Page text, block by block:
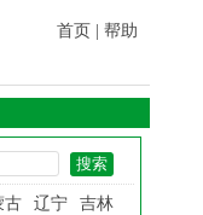
首页 帮助
古 辽宁
吉林